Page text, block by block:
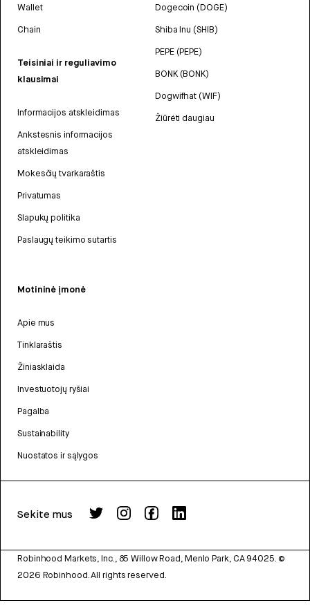
Wallet
Chain
Teisiniai ir reguliavimo
klausimai
Informacijos atskleidimas
Ankstesnis informacijos
atskleidimas
Mokesčių tvarkaraštis
Privatumas
Slapukų politika
Paslaugų teikimo sutartis
Dogecoin (DOGE)
Shiba Inu (SHIB)
PEPE (PEPE)
BONK (BONK)
Dogwifhat (WIF)
Žiūrėti daugiau
Motininė įmonė
Apie mus
Tinklaraštis
Žiniasklaida
Investuotojų ryšiai
Pagalba
Sustainability
Nuostatos ir sąlygos
Sekite mus
Robinhood Markets, Inc., 85 Willow Road, Menlo Park, CA 94025. ©
2026 Robinhood. All rights reserved.